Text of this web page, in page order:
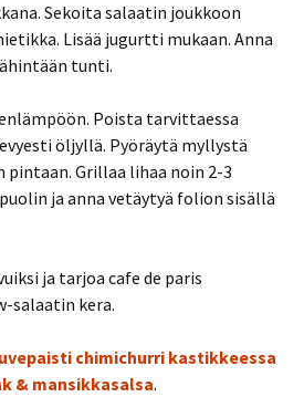
Sekoita salaatin joukkoon
Lisää jugurtti mukaan. Anna
tunti.
Poista tarvittaessa
öljyllä. Pyöräytä myllystä
pintaan. Grillaa lihaa noin 2-3
ja anna vetäytyä folion sisällä
ja tarjoa cafe de paris
salaatin kera.
chimichurri kastikkeessa
& mansikkasalsa.